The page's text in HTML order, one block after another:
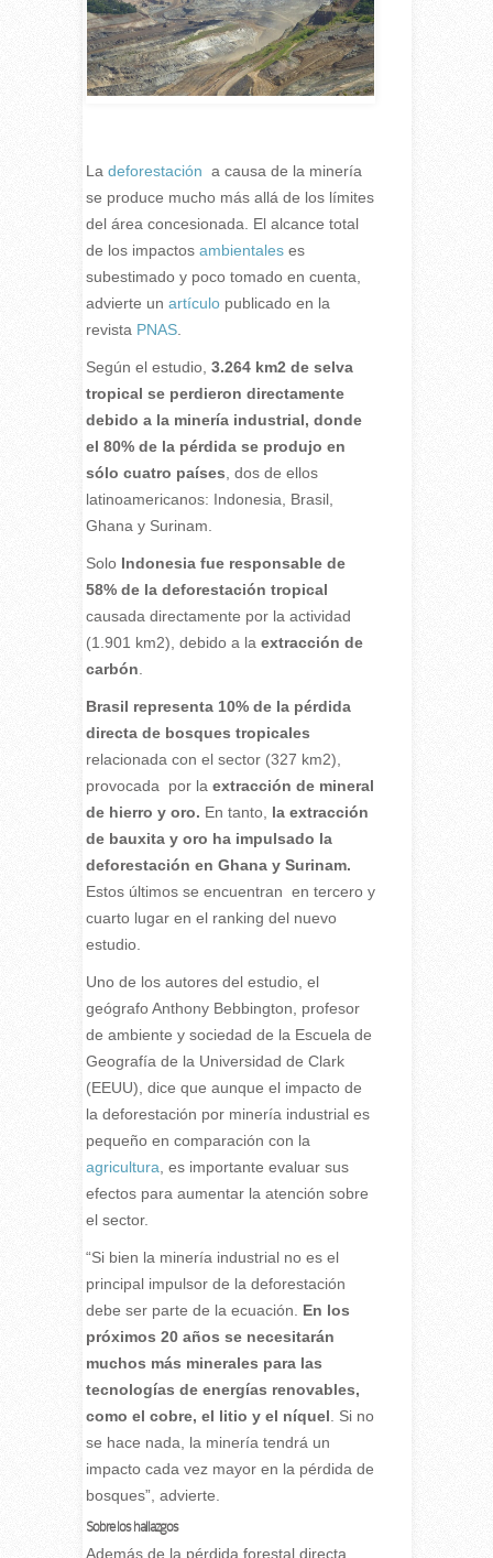
La deforestación a causa de la minería
se produce mucho más allá de los límites
del área concesionada. El alcance total
de los impactos ambientaleses
subestimado y poco tomado en cuenta,
advierte un artículopublicado en la
revista PNAS.
Según el estudio, 3.264 km2 de selva
tropical se perdieron directamente
debido a la minería industrial, donde
el 80% de la pérdida se produjo en
sólo cuatro países , dos de ellos
latinoamericanos: Indonesia, Brasil,
Ghana y Surinam.
Solo Indonesia fue responsable de
58% de la deforestación tropical
causada directamente por la actividad
(1.901 km2), debido a la extracción de
carbón
Brasil representa 10% de la pérdida
directa de bosques tropicales
relacionada con el sector (327 km2),
provocada por la extracción de mineral
de hierro y oro. En tanto, la extracción
de bauxita y oro ha impulsado la
deforestación en Ghana y Surinam.
Estos últimos se encuentran en tercero y
cuarto lugar en el ranking del nuevo
estudio.
Uno de los autores del estudio, el
geógrafo Anthony Bebbington, profesor
de ambiente y sociedad de la Escuela de
Geografía de la Universidad de Clark
(EEUU), dice que aunque el impacto de
la deforestación por minería industrial es
pequeño en comparación con la
agricultura , es importante evaluar sus
efectos para aumentar la atención sobre
el sector.
“Si bien la minería industrial no es el
principal impulsor de la deforestación
debe ser parte de la ecuación. En los
próximos 20 años se necesitarán
muchos más minerales para las
tecnologías de energías renovables,
como el cobre, el litio y el níquel . Si no
se hace nada, la minería tendrá un
impacto cada vez mayor en la pérdida de
bosques”, advierte.
Sobre los hallazgos
Además de la pérdida forestal directa,